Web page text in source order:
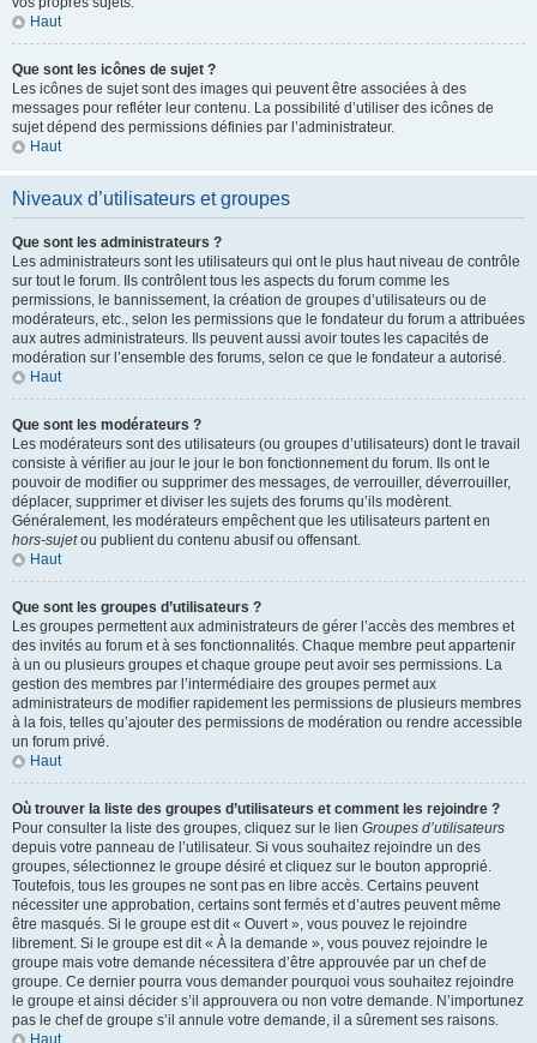
Haut
Que sont les icônes de sujet ?
Les icônes de sujet sont des images qui peuvent être associées à des
messages pour refléter leur contenu. La possibilité d’utiliser des icônes de
sujet dépend des permissions définies par l’administrateur.
Haut
Niveaux d’utilisateurs et groupes
Que sont les administrateurs ?
Les administrateurs sont les utilisateurs qui ont le plus haut niveau de contrôle
sur tout le forum. Ils contrôlent tous les aspects du forum comme les
permissions, le bannissement, la création de groupes d’utilisateurs ou de
modérateurs, etc., selon les permissions que le fondateur du forum a attribuées
aux autres administrateurs. Ils peuvent aussi avoir toutes les capacités de
modération sur l’ensemble des forums, selon ce que le fondateur a autorisé.
Haut
Que sont les modérateurs ?
Les modérateurs sont des utilisateurs (ou groupes d’utilisateurs) dont le travail
consiste à vérifier au jour le jour le bon fonctionnement du forum. Ils ont le
pouvoir de modifier ou supprimer des messages, de verrouiller, déverrouiller,
déplacer, supprimer et diviser les sujets des forums qu’ils modèrent.
Généralement, les modérateurs empêchent que les utilisateurs partent en
hors-sujetou publient du contenu abusif ou offensant.
Haut
Que sont les groupes d’utilisateurs ?
Les groupes permettent aux administrateurs de gérer l’accès des membres et
des invités au forum et à ses fonctionnalités. Chaque membre peut appartenir
à un ou plusieurs groupes et chaque groupe peut avoir ses permissions. La
gestion des membres par l’intermédiaire des groupes permet aux
administrateurs de modifier rapidement les permissions de plusieurs membres
à la fois, telles qu’ajouter des permissions de modération ou rendre accessible
un forum privé.
Haut
Où trouver la liste des groupes d’utilisateurs et comment les rejoindre ?
Pour consulter la liste des groupes, cliquez sur le lien Groupes d’utilisateurs
depuis votre panneau de l’utilisateur. Si vous souhaitez rejoindre un des
groupes, sélectionnez le groupe désiré et cliquez sur le bouton approprié.
Toutefois, tous les groupes ne sont pas en libre accès. Certains peuvent
nécessiter une approbation, certains sont fermés et d’autres peuvent même
être masqués. Si le groupe est dit « Ouvert », vous pouvez le rejoindre
librement. Si le groupe est dit « À la demande », vous pouvez rejoindre le
groupe mais votre demande nécessitera d’être approuvée par un chef de
groupe. Ce dernier pourra vous demander pourquoi vous souhaitez rejoindre
le groupe et ainsi décider s’il approuvera ou non votre demande. N’importunez
pas le chef de groupe s’il annule votre demande, il a sûrement ses raisons.
Haut